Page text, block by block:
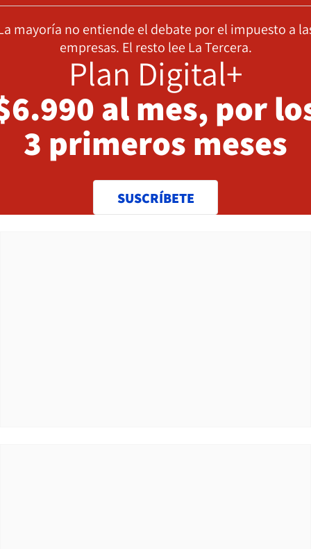
mayoría no entiende el debate por el impuesto a
empresas. El resto lee La Tercera.
Plan Digital+
al mes, por
3 primeros meses
SUSCRÍBETE